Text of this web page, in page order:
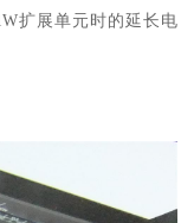
扩展单元时的延长电